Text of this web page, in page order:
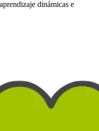
dinámicas e